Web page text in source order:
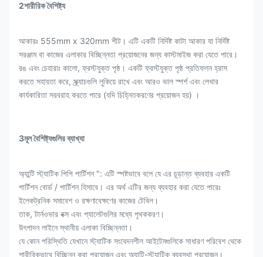
2শারীরিক বৈশিষ্ট্য
আকারঃ 555mm x 320mm শীট। এটি একটি নির্দিষ্ট কাটা আকার যা নির্দিষ্ট
সরঞ্জাম বা কাজের এলাকার বিচ্ছিন্নতা প্রয়োজনের জন্য কাস্টমাইজ করা যেতে পারে।
রঙ এবং চেহারাঃ কালো, ফ্রস্টযুক্ত পৃষ্ঠ। একটি ফ্রস্টযুক্ত পৃষ্ঠ প্রতিফলন হ্রাস
করতে সহায়তা করে, স্ক্র্যাচগুলি লুকিয়ে রাখে এবং আরও ভাল স্পর্শ এবং লেখার
কার্যকারিতা সরবরাহ করতে পারে (যদি চিহ্নিতকরণের প্রয়োজন হয়) ।
3মূল বৈশিষ্ট্যগুলির ব্যাখ্যা
অ্যান্টি স্ট্যাটিক পিপি পার্টিশন ": এটি স্পষ্টভাবে বলে যে এর চূড়ান্ত ব্যবহার একটি
পার্টিশন বোর্ড / পার্টিশন হিসাবে। এর অর্থ এটির জন্য ব্যবহার করা যেতে পারেঃ
ইলেকট্রনিক সমাবেশ ও রক্ষণাবেক্ষণের কাজের টেবিল।
তাক, টার্নওভার বক্স এবং প্যালেটগুলির মধ্যে পৃথককরণ।
উৎপাদন লাইনে স্থানীয় এলাকা বিচ্ছিন্নতা।
যে কোন পরিস্থিতি যেখানে স্ট্যাটিক সংবেদনশীল আইটেমগুলিকে সাধারণ পরিবেশ থেকে
শারীরিকভাবে বিচ্ছিন্ন করা প্রয়োজন এবং অ্যান্টি-স্ট্যাটিক ব্যবস্থা প্রয়োজন।